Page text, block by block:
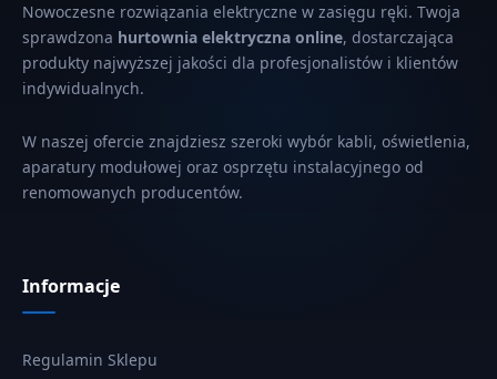
Nowoczesne rozwiązania elektryczne w zasięgu ręki. Twoja
sprawdzona hurtownia elektryczna online, dostarczająca
produkty najwyższej jakości dla profesjonalistów i klientów
indywidualnych.
W naszej ofercie znajdziesz szeroki wybór kabli, oświetlenia,
aparatury modułowej oraz osprzętu instalacyjnego od
renomowanych producentów.
Informacje
Regulamin Sklepu